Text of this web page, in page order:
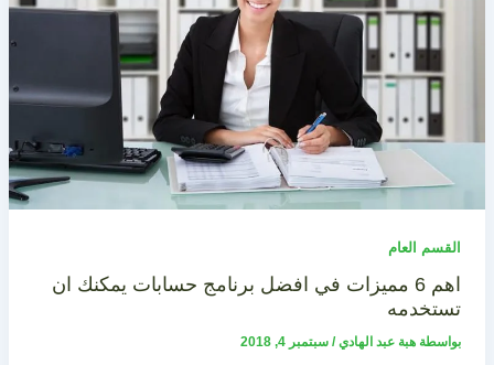
القسم العام
اهم 6 مميزات في افضل برنامج حسابات يمكنك ان
تستخدمه
بواسطة هبة عبد الهادي/ سبتمبر 4, 2018